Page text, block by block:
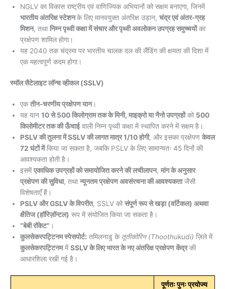
NGLV का विकास राष्ट्रीय एवं वाणिज्यिक अभियानों को सक्षम बनाएगा, जिनमें
भारतीय अंतरिक्ष स्टेशनके लिए मानवयुक्त अंतरिक्ष उड़ान, चंद्र एवं अंतर-ग्रह
मिशन, तथा निम्न पृथ्वी कक्षा में संचार और पृथ्वी अवलोकन उपग्रह समुच्चयोंका
प्रक्षेपण शामिल होगा।
यह 2040 तक चंद्रमा पर भारतीय चालक दल की लैंडिंग की क्षमता की दिशा में
एक महत्वपूर्ण कदम होगा।
स्मॉल सैटेलाइट लॉन्च व्हीकल (SSLV)
एकतीन-चरणीय प्रक्षेपण यान।
यह यान 10 से 500 किलोग्राम तक के मिनी, माइक्रो या नैनो उपग्रहोंको 500
किलोमीटर तक की ऊँचाईवाली निम्न पृथ्वी कक्षा में स्थापित करने में सक्षम है।
PSLV की तुलना में SSLV की लागत मात्र 1/10 होगी, और इसका प्रक्षेपण केवल
72 घंटों मेंकिया जा सकता है, जबकि PSLV के लिए सामान्यतः 45 दिनों की
आवश्यकता होती है।
इसमेंएकाधिक उपग्रहों को समायोजित करने की लचीलापन, मांग के अनुसार
प्रक्षेपण की सुविधा, तथा न्यूनतम प्रक्षेपण अवसंरचना की आवश्यकताजैसी
विशेषताएँ हैं।
PSLV और GSLV के विपरीत, SSLV को संपूर्ण रूप से खड़ा (वर्टिकल) अथवा
क्षैतिज (हॉरिज़ॉन्टल) रूप में संयोजित किया जा सकता है।
“बेबी रॉकेट” ।
कुलसेकरपट्टिनम स्पेसपोर्ट: तमिलनाडु के तूतीकोरिन (Thoothukudi) ज़िले में
कुलसेकरपट्टिनममेंSSLV के लिए भारत के नए अंतरिक्ष प्रक्षेपण केंद्रकी
आधारशिला रखी गई है।
पूर्णतः पुनः प्रयोज्य